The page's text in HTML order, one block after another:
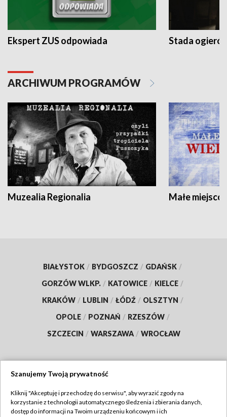
Ekspert ZUS odpowiada Stada
ARCHIWUM PROGRAMÓW
Muzealia Regionalia Małe
BIAŁYSTOK / BYDGOSZCZ / GDAŃSK /
GORZÓW WLKP. / KATOWICE / KIELCE /
KRAKÓW / LUBLIN / ŁÓDŹ / OLSZTYN /
OPOLE / POZNAŃ / RZESZÓW /
SZCZECIN / WARSZAWA / WROCŁAW
TVP
Szanujemy Twoją prywatność
Kliknij "Akceptuję i przechodzę do serwisu", aby wyrazić zgody na
korzystanie z technologii automatycznego śledzenia i zbierania danych,
dostęp do informacji na Twoim urządzeniu końcowym i ich